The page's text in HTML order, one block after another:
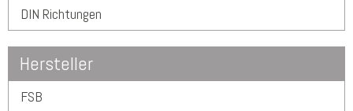
DIN Richtungen
Hersteller
FSB